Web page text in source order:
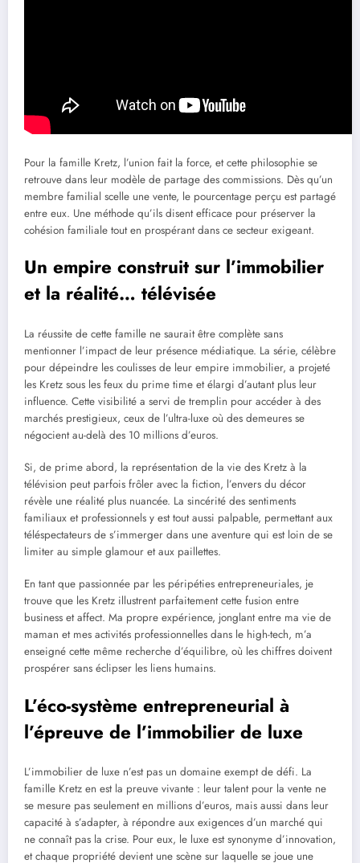
Pour la famille Kretz, l’union fait la force, et cette philosophie se
retrouve dans leur modèle de partage des commissions. Dès qu’un
membre familial scelle une vente, le pourcentage perçu est partagé
entre eux. Une méthode qu’ils disent efficace pour préserver la
cohésion familiale tout en prospérant dans ce secteur exigeant.
Un empire construit sur l’immobilier
et la réalité… télévisée
La réussite de cette famille ne saurait être complète sans
mentionner l’impact de leur présence médiatique. La série, célèbre
pour dépeindre les coulisses de leur empire immobilier, a projeté
les Kretz sous les feux du prime time et élargi d’autant plus leur
influence. Cette visibilité a servi de tremplin pour accéder à des
marchés prestigieux, ceux de l’ultra-luxe où des demeures se
négocient au-delà des 10 millions d’euros.
Si, de prime abord, la représentation de la vie des Kretz à la
télévision peut parfois frôler avec la fiction, l’envers du décor
révèle une réalité plus nuancée. La sincérité des sentiments
familiaux et professionnels y est tout aussi palpable, permettant aux
téléspectateurs de s’immerger dans une aventure qui est loin de se
limiter au simple glamour et aux paillettes.
En tant que passionnée par les péripéties entrepreneuriales, je
trouve que les Kretz illustrent parfaitement cette fusion entre
business et affect. Ma propre expérience, jonglant entre ma vie de
maman et mes activités professionnelles dans le high-tech, m’a
enseigné cette même recherche d’équilibre, où les chiffres doivent
prospérer sans éclipser les liens humains.
L’éco-système entrepreneurial à
l’épreuve de l’immobilier de luxe
L’immobilier de luxe n’est pas un domaine exempt de défi. La
famille Kretz en est la preuve vivante : leur talent pour la vente ne
se mesure pas seulement en millions d’euros, mais aussi dans leur
capacité à s’adapter, à répondre aux exigences d’un marché qui
ne connaît pas la crise. Pour eux, le luxe est synonyme d’innovation,
et chaque propriété devient une scène sur laquelle se joue une